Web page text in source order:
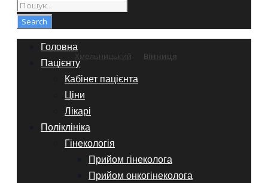
Хмельницький Вінниця
Головна
Пацієнту
Кабінет пацієнта
Ціни
Лікарі
Поліклініка
Гінекологія
Прийом гінеколога
Прийом онкогінеколога